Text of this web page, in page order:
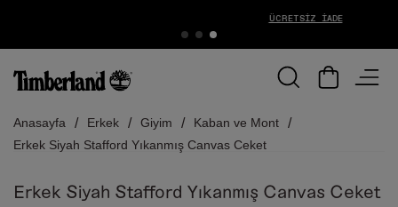
Anasayfa Erkek Giyim
Kaban ve Mont
Erkek Siyah Stafford Yıkanmış Canvas Ceket
Erkek Siyah Stafford Yıkanmış Canvas Ceket